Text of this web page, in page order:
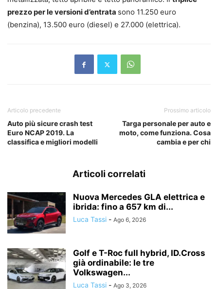
prezzo per le versioni d’entrata sono 11.250 euro
(benzina), 13.500 euro (diesel) e 27.000 (elettrica).
Articolo precedente
Auto più sicure crash test
Euro NCAP 2019. La
classifica e migliori modelli
Prossimo articolo
Targa personale per auto e
moto, come funziona. Cosa
cambia e per chi
Articoli correlati
Nuova Mercedes GLA elettrica e
ibrida: fino a 657 km di...
Luca Tassi - Ago 6, 2026
Golf e T-Roc full hybrid, ID.Cross
già ordinabile: le tre
Volkswagen...
Luca Tassi - Ago 3, 2026